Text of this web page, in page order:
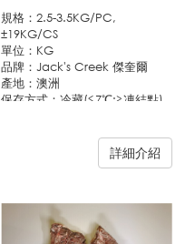
規格：2.5-3.5KG/PC,
±19KG/CS
單位：KG
品牌：Jack's Creek 傑奎爾
產地：澳洲
保存方式：冷藏(≦7℃;≧凍結點)
詳細介紹